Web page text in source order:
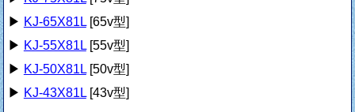
▶ KJ-65X81L[65v型]
▶ KJ-55X81L[55v型]
▶ KJ-50X81L[50v型]
▶ KJ-43X81L[43v型]